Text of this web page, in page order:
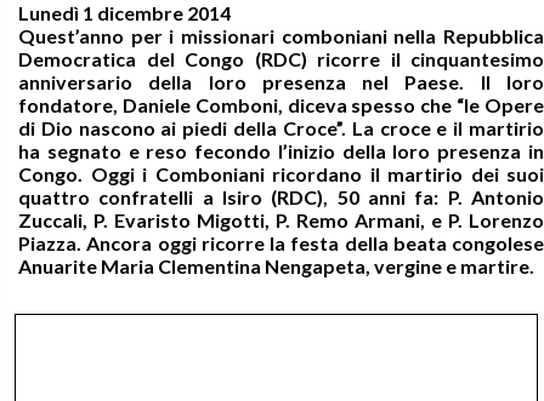
Lunedì 1 dicembre 2014
Quest’anno per i missionari comboniani nella Repubblica
Democratica del Congo (RDC) ricorre il cinquantesimo
anniversario della loro presenza nel Paese. Il loro
fondatore, Daniele Comboni, diceva spesso che “le Opere
di Dio nascono ai piedi della Croce”. La croce e il martirio
ha segnato e reso fecondo l’inizio della loro presenza in
Congo. Oggi i Comboniani ricordano il martirio dei suoi
quattro confratelli a Isiro (RDC), 50 anni fa: P. Antonio
Zuccali, P. Evaristo Migotti, P. Remo Armani, e P. Lorenzo
Piazza. Ancora oggi ricorre la festa della beata congolese
Anuarite Maria Clementina Nengapeta, vergine e martire.